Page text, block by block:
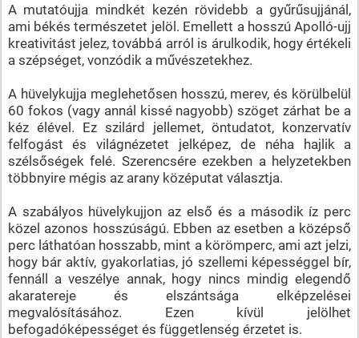
A mutatóujja mindkét kezén rövidebb a gyűrűsujjánál,
ami békés természetet jelöl. Emellett a hosszú Apolló-ujj
kreativitást jelez, továbbá arról is árulkodik, hogy értékeli
a szépséget, vonzódik a művészetekhez.
A hüvelykujja meglehetősen hosszú, merev, és körülbelül
60 fokos (vagy annál kissé nagyobb) szöget zárhat be a
kéz élével. Ez szilárd jellemet, öntudatot, konzervatív
felfogást és világnézetet jelképez, de néha hajlik a
szélsőségek felé. Szerencsére ezekben a helyzetekben
többnyire mégis az arany középutat választja.
A szabályos hüvelykujjon az első és a második íz perc
közel azonos hosszúságú. Ebben az esetben a középső
perc láthatóan hosszabb, mint a körömperc, ami azt jelzi,
hogy bár aktív, gyakorlatias, jó szellemi képességgel bír,
fennáll a veszélye annak, hogy nincs mindig elegendő
akaratereje és elszántsága elképzelései
megvalósításához. Ezen kívül jelölhet
befogadóképességet és függetlenség érzetet is.